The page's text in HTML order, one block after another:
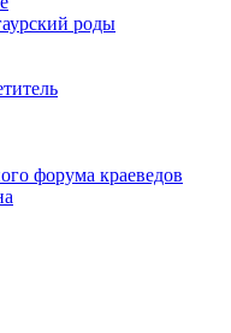
роды
форума краеведов